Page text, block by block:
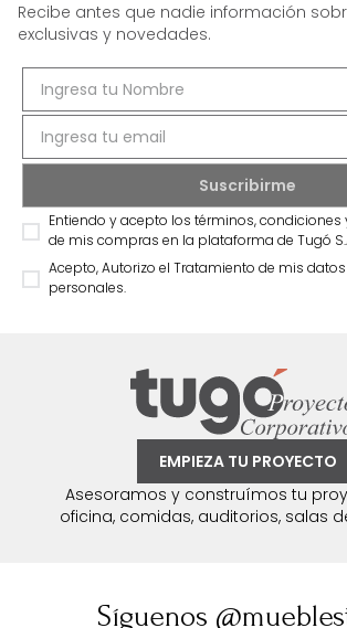
Recibe antes que nadie información
exclusivas y novedades.
Entiendo y acepto los términos, condiciones
de mis compras en la plataforma de Tugó
Acepto, Autorizo el Tratamiento de mis datos
personales.
EMPIEZA TU PROYECTO
Asesoramos y construímos tu
oficina, comidas, auditorios, salas
Síguenos